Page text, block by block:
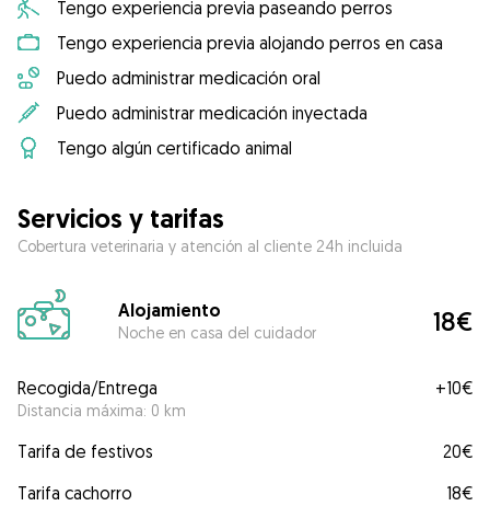
Tengo experiencia previa paseando perros
Tengo experiencia previa alojando perros en casa
Puedo administrar medicación oral
Puedo administrar medicación inyectada
Tengo algún certificado animal
Servicios y tarifas
Cobertura veterinaria y atención al cliente 24h incluida
Alojamiento
Noche en casa del cuidador 18€
Recogida/Entrega
Distancia máxima: 0 km
+10€
Tarifa de festivos
20€
Tarifa cachorro
18€